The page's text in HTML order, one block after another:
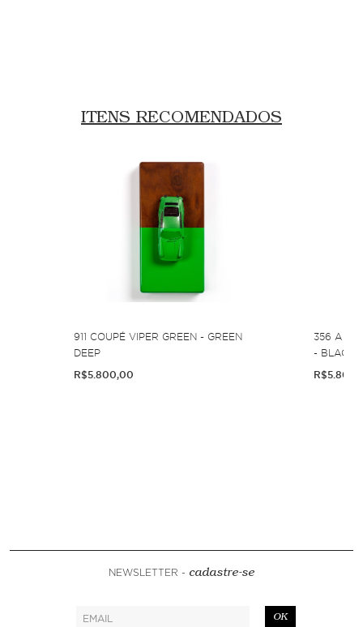
ITENS RECOMENDADOS
911 COUPÉ VIPER GREEN - GREEN
DEEP
R$5.800,00
356 A
- BLACK
NEWSLETTER - cadastre-se
OK